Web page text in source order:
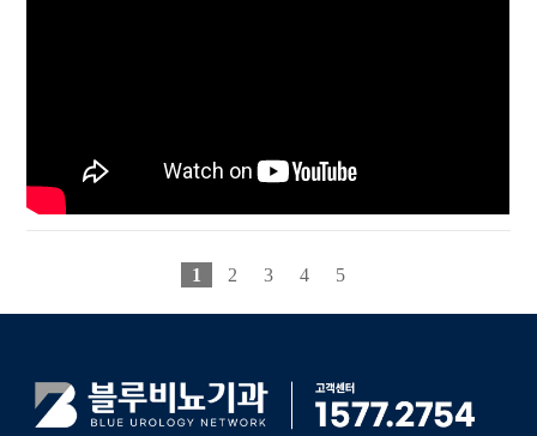
1 2 3 4 5